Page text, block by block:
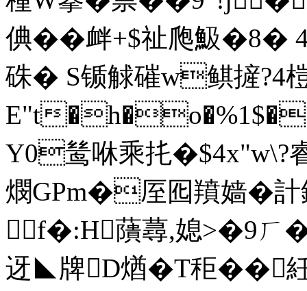
倎��衅+$祉爮魥
硃� S锧觩磪w鲯摌?4榿
E"t
Y0鸶咻乘扥�$4x"w\?
燘GPm�厔囮羵嫱�計
f�:H藬蕁,媳>�9ㄏ�
迓◣牌D煪�T秬� �